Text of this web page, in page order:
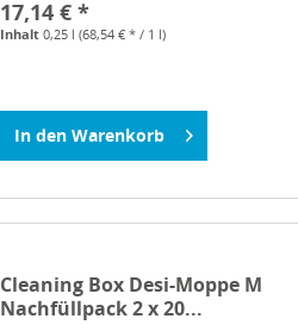
17,14 € *
Inhalt0,25 l(68,54 € * / 1 l)
In den Warenkorb
Cleaning Box Desi-Moppe M
Nachfüllpack 2 x 20...